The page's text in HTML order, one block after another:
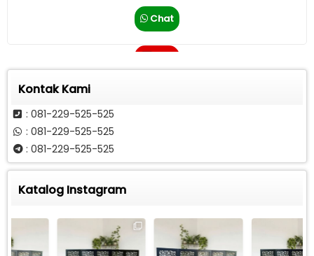
Chat
Kontak Kami
: 081-229-525-525
: 081-229-525-525
: 081-229-525-525
Katalog Instagram